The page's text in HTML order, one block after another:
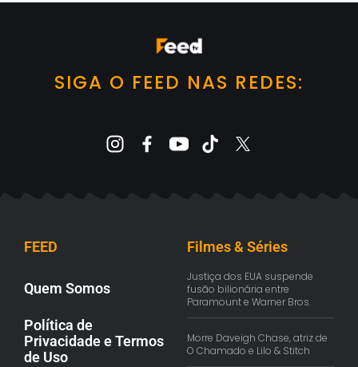
SIGA O FEED NAS REDES:
FEED
Quem Somos
Política de
Privacidade e Termos
de Uso
Filmes & Séries
Justiça dos EUA suspende
fusão bilionária entre
Paramount e Warner Bros.
Morre Daveigh Chase, atriz de
O Chamado e Lilo & Stitch